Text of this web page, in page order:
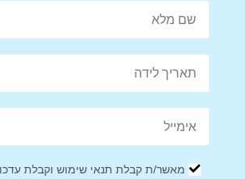
יש לדאוג שהמוצר הוחזר באריזתו המקורית
Tweet This Product
מאשר/ת קבלת תנאי שימוש וקבלת